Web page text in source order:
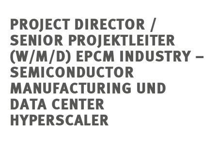
ALL ABOUT APPLYING
JOB-OPPORTUNITIES
PROJECT DIRECTOR /
SENIOR PROJEKTLEITER
(W/M/D) EPCM INDUSTRY –
SEMICONDUCTOR
MANUFACTURING UND
DATA CENTER
HYPERSCALER